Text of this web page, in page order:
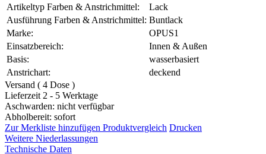
Artikeltyp Farben & Anstrichmittel:
Lack
Ausführung Farben & Anstrichmittel: Buntlack
Marke:
OPUS1
Einsatzbereich:
Innen & Außen
Basis:
wasserbasiert
Anstrichart:
deckend
Versand ( 4 Dose )
Lieferzeit 2 - 5 Werktage
Aschwarden: nicht verfügbar
Abholbereit: sofort
Zur Merkliste hinzufügen Produktvergleich Drucken
Weitere Niederlassungen
Technische Daten